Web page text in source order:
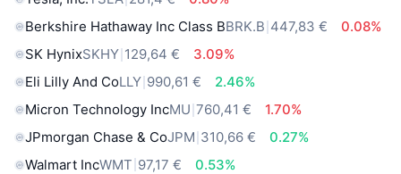
Berkshire Hathaway Inc Class BBRK.B 447,83 €
0.08%
SK HynixSKHY 129,64 €
3.09%
Eli Lilly And CoLLY 990,61 €
2.46%
Micron Technology IncMU 760,41 €
1.70%
JPmorgan Chase & CoJPM 310,66 €
0.27%
Walmart IncWMT 97,17 € 0.53%